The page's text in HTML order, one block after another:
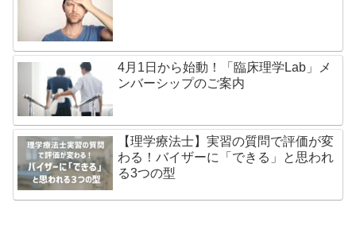
4月1日から始動！「臨床理学Lab」メ
ンバーシップのご案内
【理学療法士】実習の質問で評価が変
わる！バイザーに「できる」と思われ
る3つの型